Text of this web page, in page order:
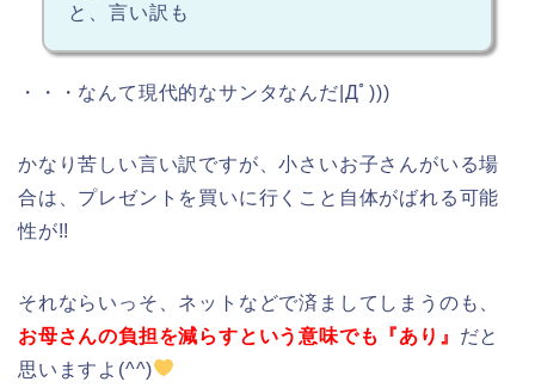
と、言い訳も
・・・なんて現代的なサンタなんだ|Дﾟ)))
かなり苦しい言い訳ですが、小さいお子さんがいる場
合は、プレゼントを買いに行くこと自体がばれる可能
性が!!
それならいっそ、ネットなどで済ましてしまうのも、
お母さんの負担を減らすという意味でも『あり』 だと
思いますよ(^^)